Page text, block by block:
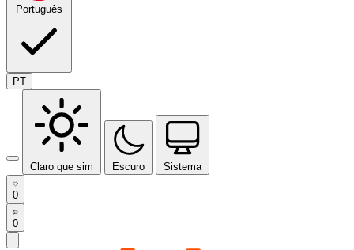
Português
PT
Claro que sim Escuro Sistema
0
0